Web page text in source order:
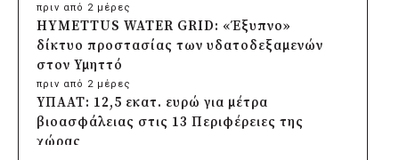
πριν από 2 μέρες
HYMETTUS WATER GRID: «Έξυπνο»
δίκτυο προστασίας των υδατοδεξαμενών
στον Υμηττό
πριν από 2 μέρες
ΥΠΑΑΤ: 12,5 εκατ. ευρώ για μέτρα
βιοασφάλειας στις 13 Περιφέρειες της
χώρας